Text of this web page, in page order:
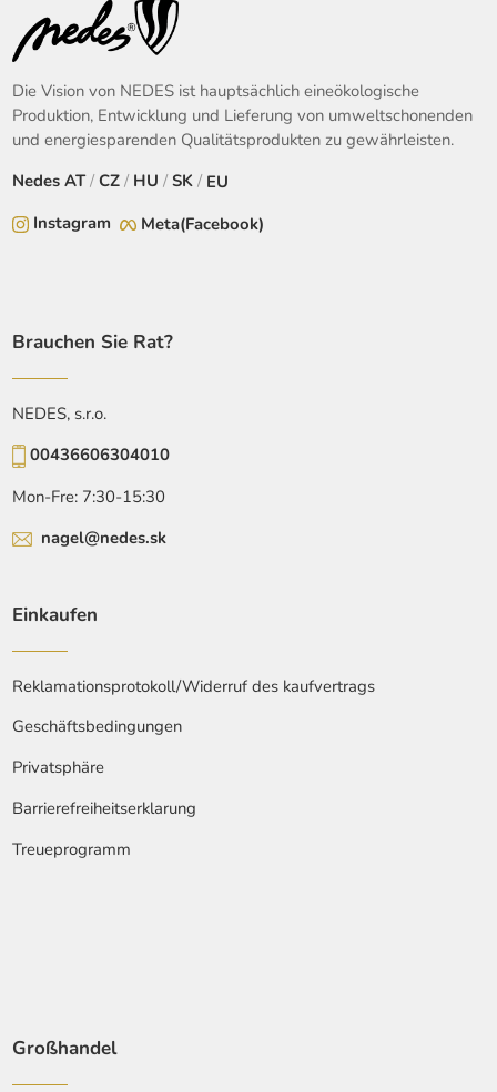
Die Vision von NEDES ist hauptsächlich eineökologische
Produktion, Entwicklung und Lieferung von umweltschonenden
und energiesparenden Qualitätsprodukten zu gewährleisten.
NedesAT / CZ / HU / SK / EU
Instagram
Meta(Facebook)
Brauchen Sie Rat?
NEDES, s.r.o.
00436606304010
Mon-Fre: 7:30-15:30
nagel@nedes.sk
Einkaufen
Reklamationsprotokoll/Widerruf des kaufvertrags
Geschäftsbedingungen
Privatsphäre
Barrierefreiheitserklarung
Treueprogramm
Großhandel